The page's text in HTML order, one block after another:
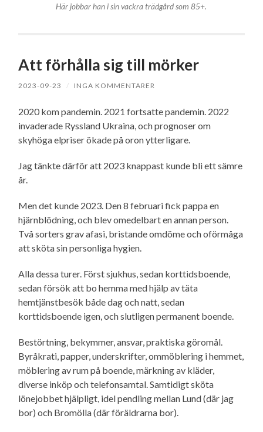
Här jobbar han i sin vackra trädgård som 85+.
Att förhålla sig till mörker
2023-09-23 / INGA KOMMENTARER
2020 kom pandemin. 2021 fortsatte pandemin. 2022
invaderade Ryssland Ukraina, och prognoser om
skyhöga elpriser ökade på oron ytterligare.
Jag tänkte därför att 2023 knappast kunde bli ett sämre
år.
Men det kunde 2023. Den 8 februari fick pappa en
hjärnblödning, och blev omedelbart en annan person.
Två sorters grav afasi, bristande omdöme och oförmåga
att sköta sin personliga hygien.
Alla dessa turer. Först sjukhus, sedan korttidsboende,
sedan försök att bo hemma med hjälp av täta
hemtjänstbesök både dag och natt, sedan
korttidsboende igen, och slutligen permanent boende.
Bestörtning, bekymmer, ansvar, praktiska göromål.
Byråkrati, papper, underskrifter, ommöblering i hemmet,
möblering av rum på boende, märkning av kläder,
diverse inköp och telefonsamtal. Samtidigt sköta
lönejobbet hjälpligt, idel pendling mellan Lund (där jag
bor) och Bromölla (där föräldrarna bor).